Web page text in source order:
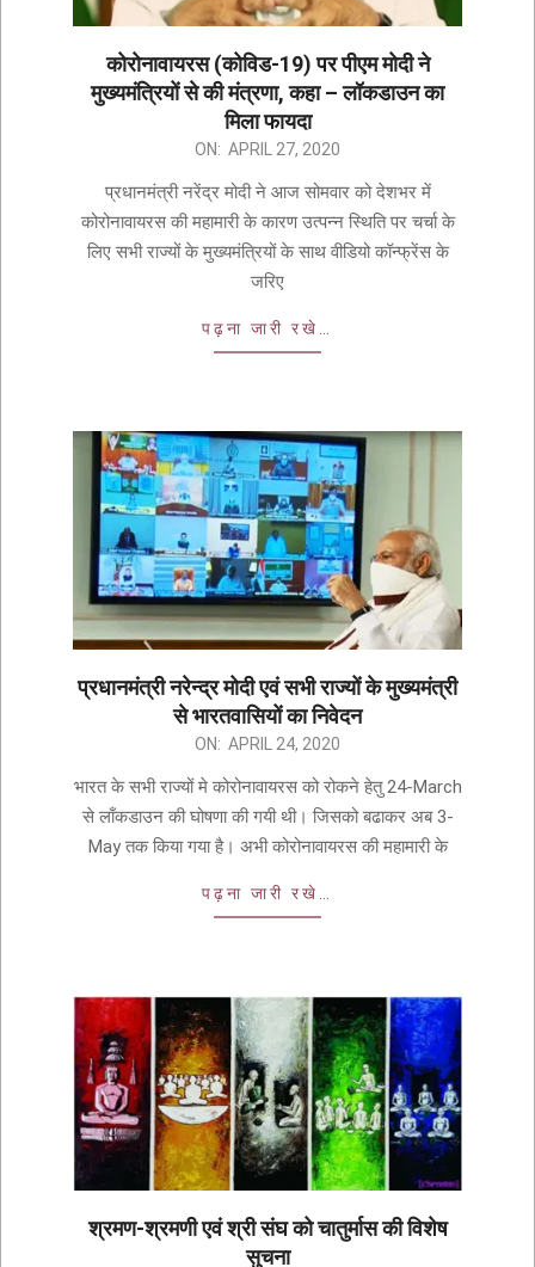
कोरोनावायरस (कोविड-19) पर पीएम मोदी ने
मुख्यमंत्रियों से की मंत्रणा, कहा – लॉकडाउन का
मिला फायदा
ON: APRIL 27, 2020
प्रधानमंत्री नरेंद्र मोदी ने आज सोमवार को देशभर में
कोरोनावायरस की महामारी के कारण उत्पन्न स्थिति पर चर्चा के
लिए सभी राज्यों के मुख्यमंत्रियों के साथ वीडियो कॉन्फ्रेंस के
जरिए
पढ़ना जारी रखे…
प्रधानमंत्री नरेन्द्र मोदी एवं सभी राज्यों के मुख्यमंत्री
से भारतवासियों का निवेदन
ON: APRIL 24, 2020
भारत के सभी राज्यों मे कोरोनावायरस को रोकने हेतु 24-March
से लाँकडाउन की घोषणा की गयी थी। जिसको बढाकर अब 3-
May तक किया गया है। अभी कोरोनावायरस की महामारी के
पढ़ना जारी रखे…
श्रमण-श्रमणी एवं श्री संघ को चातुर्मास की विशेष
सुचना